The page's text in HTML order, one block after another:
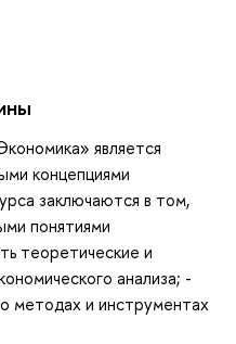
является
концепциями
заключаются в том,
понятиями
теоретические и
анализа; -
методах и инструментах